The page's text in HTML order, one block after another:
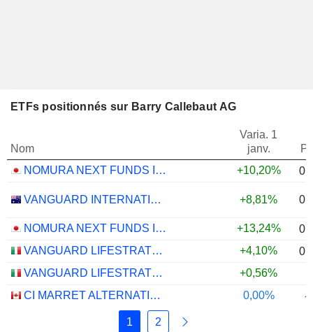
ETFs positionnés sur Barry Callebaut AG
Nom
Varia. 1
janv.
NOMURA NEXT FUNDS INTERNATIONAL EQUITY MSCI-KOKUSAI (YEN-HEDGED) ETF - JPY
+10,20%
VANGUARD INTERNATIONAL EQUITY INDEX FUNDS - VANGUARD FTSE ALL-WORLD EX-US ETF +8,81%
NOMURA NEXT FUNDS INTERNATIONAL EQUITY MSCI-KOKUSAI (UNHEDGED) ETF - JPY +13,24%
VANGUARD LIFESTRATEGY 40% EQUITY UCITS ETF - DISTRIBUTING - EUR
+4,10%
VANGUARD LIFESTRATEGY 20% EQUITY UCITS ETF - DISTRIBUTING - EUR
+0,56%
CI MARRET ALTERNATIVE ABSOLUTE RETURN BOND ETF - CAD
0,00% -
1 2